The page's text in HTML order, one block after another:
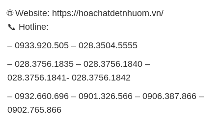
🌐 Website: https://hoachatdetnhuom.vn/
📞 Hotline:
– 0933.920.505 – 028.3504.5555
– 028.3756.1835 – 028.3756.1840 –
028.3756.1841- 028.3756.1842
– 0932.660.696 – 0901.326.566 – 0906.387.866 –
0902.765.866